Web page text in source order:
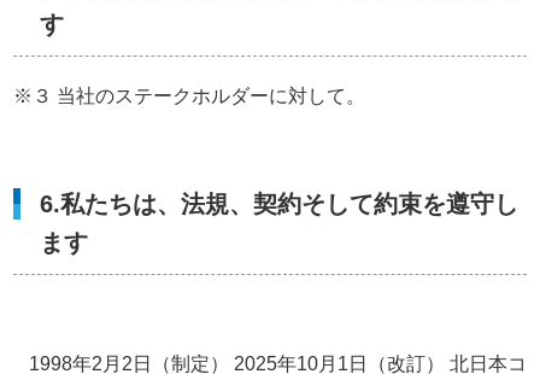
す
※３ 当社のステークホルダーに対して。
6.私たちは、法規、契約そして約束を遵守し
ます
1998年2月2日（制定） 2025年10月1日（改訂） 北日本コ